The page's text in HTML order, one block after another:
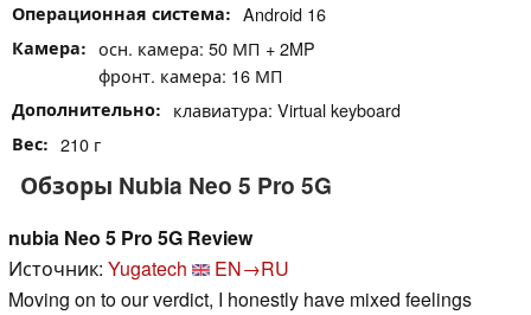
Операционная система Android 16
Камера
осн. камера: 50 МП + 2MP
фронт. камера: 16 МП
Дополнительно клавиатура: Virtual keyboard
Вес 210 г
Обзоры Nubia Neo 5 Pro 5G
nubia Neo 5 Pro 5G Review
Источник: Yugatech
EN→RU
Moving on to our verdict, I honestly have mixed feelings